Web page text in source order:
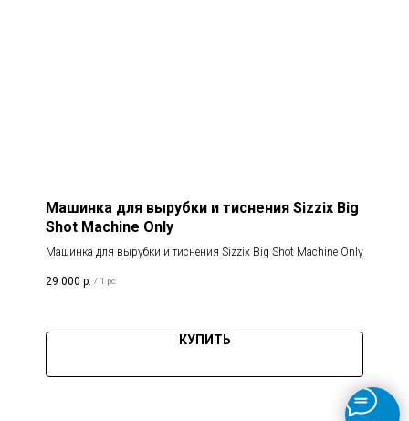
Машинка для вырубки и тиснения Sizzix Big
Shot Machine Only
Машинка для вырубки и тиснения Sizzix Big Shot Machine Only
29 000 р. / 1 pc
КУПИТЬ